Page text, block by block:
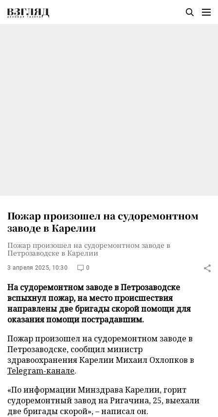
Пожар произошел на судоремонтном
заводе в Карелии
Пожар произошел на судоремонтном заводе в
Петрозаводске в Карелии
3 апреля 2025, 10:30 0
На судоремонтном заводе в Петрозаводске
вспыхнул пожар, на место происшествия
направлены две бригады скорой помощи для
оказания помощи пострадавшим.
Пожар произошел на судоремонтном заводе в
Петрозаводске, сообщил министр
здравоохранения Карелии Михаил Охлопков в
Telegram-канале.
«По информации Минздрава Карелии, горит
судоремонтный завод на Ригачина, 25, выехали
две бригады скорой», – написал он.